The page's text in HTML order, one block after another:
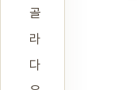
골
라
다